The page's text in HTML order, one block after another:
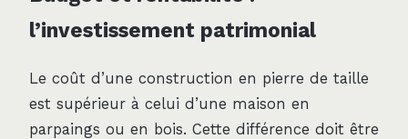
l’investissement patrimonial
Le coût d’une construction en pierre de taille
est supérieur à celui d’une maison en
parpaings ou en bois. Cette différence doit être